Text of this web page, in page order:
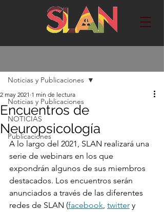
Noticias y Publicaciones
NOTICIAS
Publicaciones
Noticias y Publicaciones
Encuentros de
Neuropsicología
2 may 2021 1 min de lectura
A lo largo del 2021, SLAN realizará una
serie de webinars en los que
expondrán algunos de sus miembros
destacados. Los encuentros serán
anunciados a través de las diferentes
redes de SLAN (facebook, twitter y